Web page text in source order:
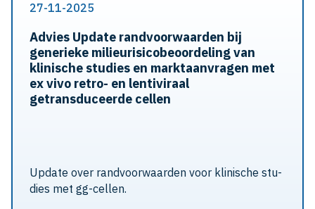
27-11-2025
Advies Update randvoorwaarden bij
generieke milieurisico­beoordeling van
klinische studies en marktaanvragen met
ex vivo retro- en lenti­viraal
getransduceerde cellen
Update over rand­voor­waar­den voor klinische stu­
dies met gg-cellen.